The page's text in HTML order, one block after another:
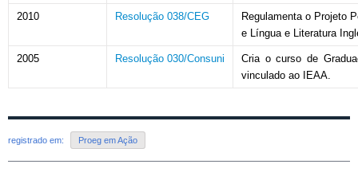
2010 Resolução 038/CEG
Regulamenta o Projeto
e Língua e Literatura
2005 Resolução 030/Consuni
Cria o curso de
vinculado ao IEAA.
registrado em: Proeg em Ação